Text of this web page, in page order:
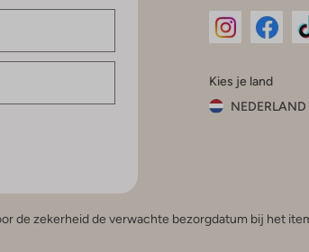
Instagram
Kies je land
NEDERLAND
België
de zekerheid de verwachte bezorgdatum bij het